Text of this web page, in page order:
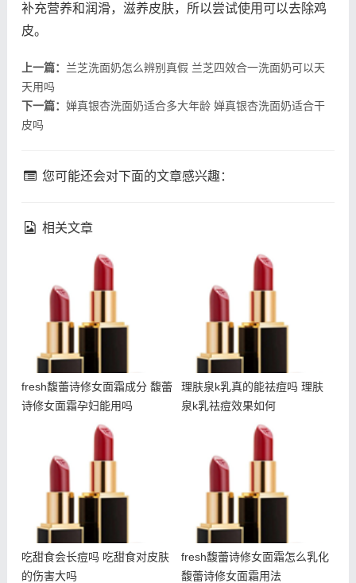
补充营养和润滑，滋养皮肤，所以尝试使用可以去除鸡
皮。
上一篇： 兰芝洗面奶怎么辨别真假 兰芝四效合一洗面奶可以天
天用吗
下一篇： 婵真银杏洗面奶适合多大年龄 婵真银杏洗面奶适合干
皮吗
您可能还会对下面的文章感兴趣：
相关文章
fresh馥蕾诗修女面霜成分
fresh馥蕾诗修女面霜成分 馥蕾
诗修女面霜孕妇能用吗
理肤泉k乳真的能祛痘吗 理
理肤泉k乳真的能祛痘吗 理肤
泉k乳祛痘效果如何
吃甜食会长痘吗 吃甜食对
吃甜食会长痘吗 吃甜食对皮肤
的伤害大吗
fresh馥蕾诗修女面霜怎么
fresh馥蕾诗修女面霜怎么乳化
馥蕾诗修女面霜用法